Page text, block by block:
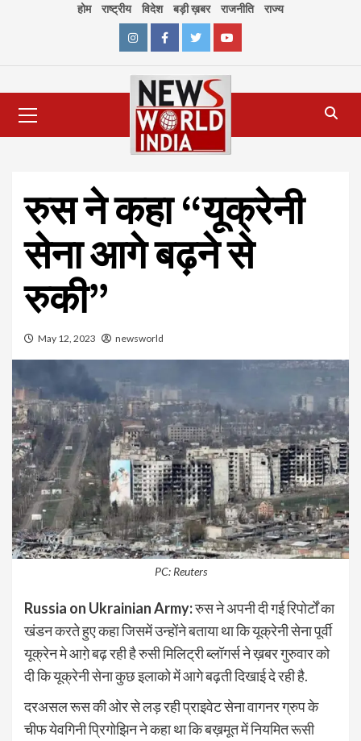
होम राष्ट्रीय विदेश बड़ी ख़बर राजनीति राज्य
InstagramFacebookTwitterYoutube
Menu
रुस ने कहा “यूक्रेनी
सेना आगे बढ़ने से
रुकी”
May 12, 2023 newsworld
PC: Reuters
Russia on Ukrainian Army:रुस ने अपनी दी गई रिपोर्टों का
खंडन करते हुए कहा जिसमें उन्होंने बताया था कि यूक्रेनी सेना पूर्वी
यूक्रेन मे आगे़ बढ़ रही है रुसी मिलिट्री ब्लॉगर्स ने ख़बर गुरुवार को
दी कि यूक्रेनी सेना कुछ इलाको में आगे बढ़ती दिखाई दे रही है.
दरअसल रूस की ओर से लड़ रही प्राइवेट सेना वागनर ग्रुप के
चीफ येवगिनी प्रिगोझिन ने कहा था कि बख़मूत में नियमित रूसी